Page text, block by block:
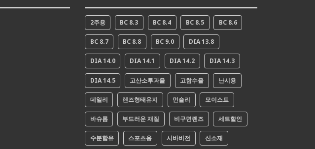
2주용 BC 8.3 BC 8.4 BC 8.5 BC 8.6
BC 8.7 BC 8.8 BC 9.0 DIA 13.8
DIA 14.0 DIA 14.1 DIA 14.2 DIA 14.3
DIA 14.5 고산소투과율 고함수율 난시용
데일리 렌즈형태유지 먼슬리 모이스트
바슈롬 부드러운 재질 비구면렌즈 세트할인
수분함유 스포츠용 시바비전 신소재